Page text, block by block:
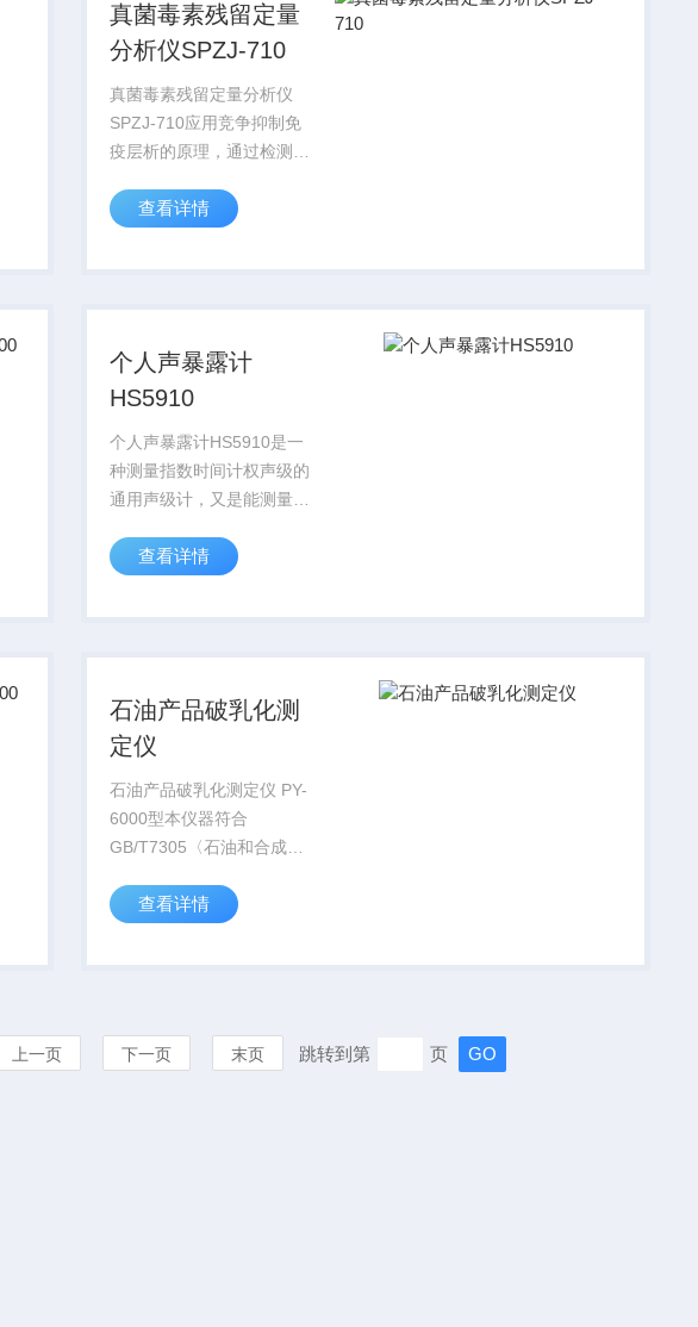
真菌毒素残留定量
分析仪SPZJ-710
真菌毒素残留定量分析仪
SPZJ-710应用竞争抑制免
疫层析的原理，通过检测线
度，定量分析待检样品中真
快速检测仪能够快速定量检
查看详情
个人声暴露计
HS5910
个人声暴露计HS5910是一
种测量指数时间计权声级的
通用声级计，又是能测量时
测量声暴露的个人声暴露
GB/T15592-
查看详情
石油产品破乳化测
定仪
石油产品破乳化测定仪 PY-
6000型本仪器符合
GB/T7305〈石油和合成液
GB/T7605〈运行中汽轮机
用于测定石油和合成液与水
查看详情
上一页 下一页 末页 跳转到第 页